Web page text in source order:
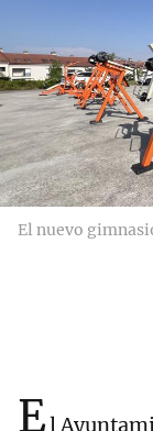
El nuevo
El